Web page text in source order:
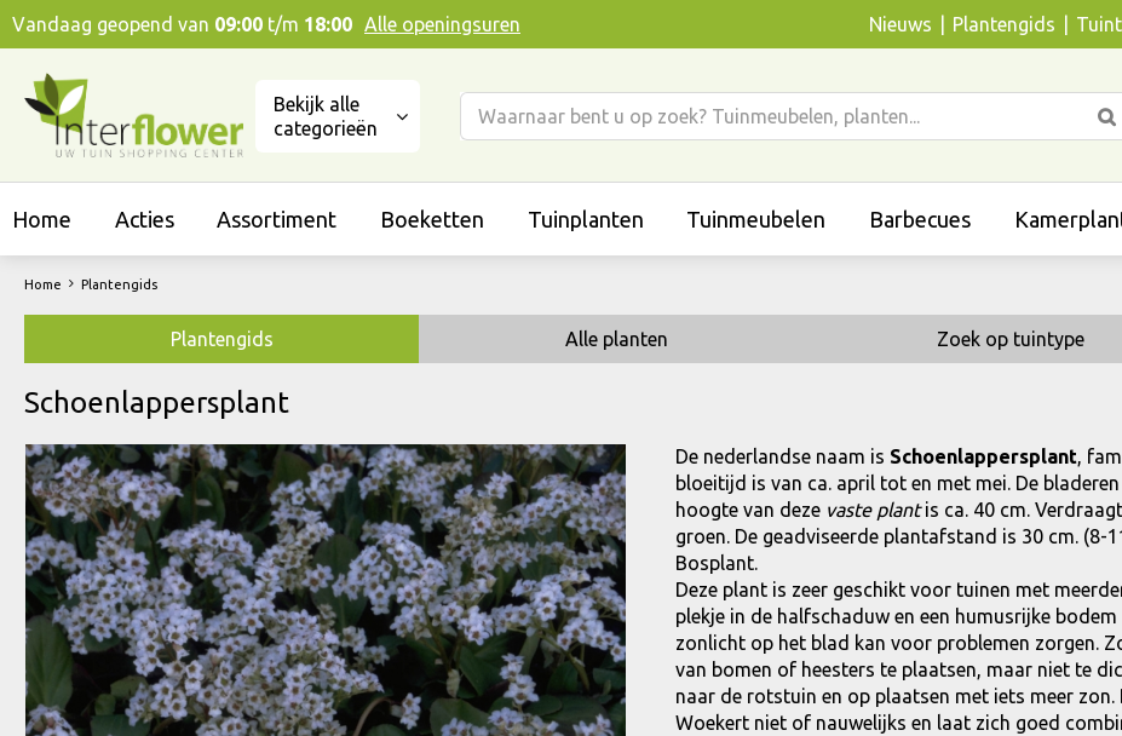
Ga
naar
Home Plantengids
Vandaag geopend van 09:00 t/m 18:00 Alle openingsuren Nieuws Plantengids
Bekijk alle
categorieën
Home Acties Assortiment Boeketten Tuinplanten Tuinmeubelen Barbecues
Plantengids Alle planten Zoek op tuintype
Schoenlappersplant
De nederlandse naam is Schoenlappersplant,
bloeitijd is van ca. april tot en met mei. De
hoogte van deze vaste plantis ca. 40 cm.
groen. De geadviseerde plantafstand is 30 cm. (8-
Bosplant.
Deze plant is zeer geschikt voor tuinen met
plekje in de halfschaduw en een humusrijke
zonlicht op het blad kan voor problemen zorgen.
van bomen of heesters te plaatsen, maar niet te
naar de rotstuin en op plaatsen met iets meer
Woekert niet of nauwelijks en laat zich goed